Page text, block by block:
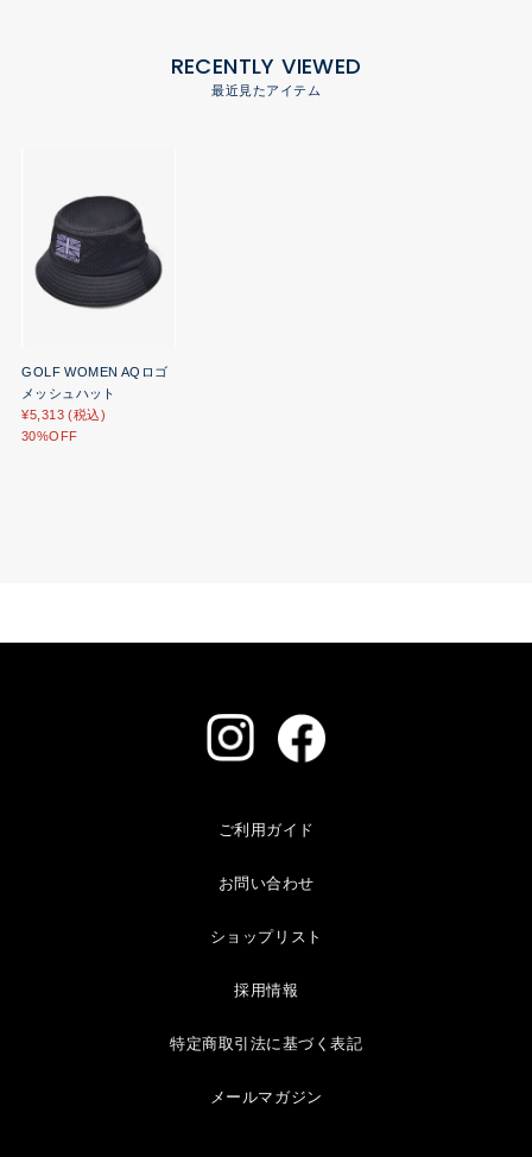
RECENTLY VIEWED
最近見たアイテム
GOLF WOMEN AQロゴ
メッシュハット
¥5,313 (税込)
30%OFF
ご利用ガイド
お問い合わせ
ショップリスト
採用情報
特定商取引法に基づく表記
メールマガジン